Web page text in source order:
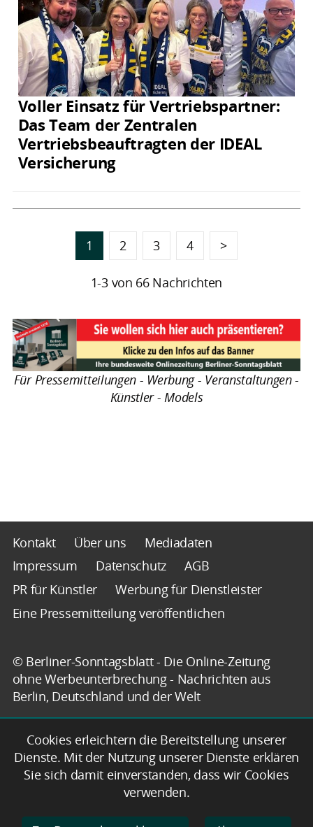
Voller Einsatz für Vertriebspartner:
Das Team der Zentralen
Vertriebsbeauftragten der IDEAL
Versicherung
1 2 3 4 >
1-3 von 66 Nachrichten
Für Pressemitteilungen - Werbung - Veranstaltungen -
Künstler - Models
Kontakt Über uns
Mediadaten
Impressum
Datenschutz
AGB
PR für Künstler
Werbung für Dienstleister
Eine Pressemitteilung veröffentlichen
© Berliner-Sonntagsblatt - Die Online-Zeitung
ohne Werbeunterbrechung - Nachrichten aus
Berlin, Deutschland und der Welt
Cookies erleichtern die Bereitstellung unserer
Dienste. Mit der Nutzung unserer Dienste erklären
Sie sich damit einverstanden, dass wir Cookies
verwenden.